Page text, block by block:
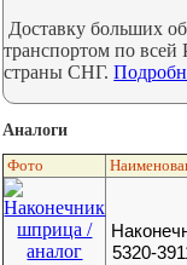
Доставку больших
транспортом по
страны СНГ.
Аналоги
Фото
5320-